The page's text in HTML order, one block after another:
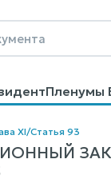
Пленумы
ПомощьПоиск
XI/Статья 93